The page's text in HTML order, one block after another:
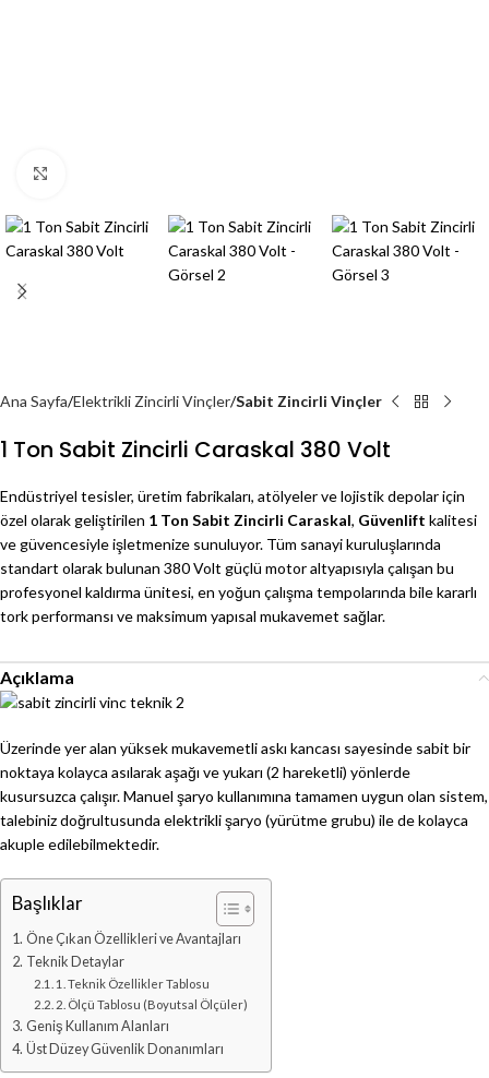
Ana Sayfa Elektrikli Zincirli Vinçler Sabit Zincirli Vinçler
1 Ton Sabit Zincirli Caraskal 380 Volt
Endüstriyel tesisler, üretim fabrikaları, atölyeler ve lojistik depolar için
özel olarak geliştirilen 1 Ton Sabit Zincirli Caraskal, Güvenlift kalitesi
ve güvencesiyle işletmenize sunuluyor. Tüm sanayi kuruluşlarında
standart olarak bulunan 380 Volt güçlü motor altyapısıyla çalışan bu
profesyonel kaldırma ünitesi, en yoğun çalışma tempolarında bile kararlı
tork performansı ve maksimum yapısal mukavemet sağlar.
Açıklama
Üzerinde yer alan yüksek mukavemetli askı kancası sayesinde sabit bir
noktaya kolayca asılarak aşağı ve yukarı (2 hareketli) yönlerde
kusursuzca çalışır. Manuel şaryo kullanımına tamamen uygun olan sistem,
talebiniz doğrultusunda elektrikli şaryo (yürütme grubu) ile de kolayca
akuple edilebilmektedir.
Başlıklar
Öne Çıkan Özellikleri ve Avantajları
Teknik Detaylar
1. Teknik Özellikler Tablosu
2. Ölçü Tablosu (Boyutsal Ölçüler)
Geniş Kullanım Alanları
Üst Düzey Güvenlik Donanımları